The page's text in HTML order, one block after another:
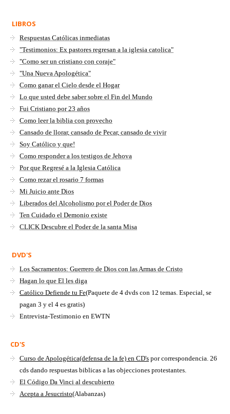
LIBROS
Respuestas Católicas inmediatas
"Testimonios: Ex pastores regresan a la iglesia catolica"
"Como ser un cristiano con coraje"
"Una Nueva Apologética"
Como ganar el Cielo desde el Hogar
Lo que usted debe saber sobre el Fin del Mundo
Fui Cristiano por 23 años
Como leer la biblia con provecho
Cansado de llorar, cansado de Pecar, cansado de vivir
Soy Católico y que!
Como responder a los testigos de Jehova
Por que Regresé a la Iglesia Católica
Como rezar el rosario 7 formas
Mi Juicio ante Dios
Liberados del Alcoholismo por el Poder de Dios
Ten Cuidado el Demonio existe
CLICK Descubre el Poder de la santa Misa
DVD'S
Los Sacramentos: Guerrero de Dios con las Armas de Cristo
Hagan lo que El les diga
Católico Defiende tu Fe(Paquete de 4 dvds con 12 temas. Especial, se
pagan 3 y el 4 es gratis)
Entrevista-Testimonio en EWTN
CD'S
Curso de Apologética(defensa de la fe) en CD's por correspondencia. 26
cds dando respuestas biblicas a las objecciones protestantes.
El Código Da Vinci al descubierto
Acepta a Jesucristo(Alabanzas)